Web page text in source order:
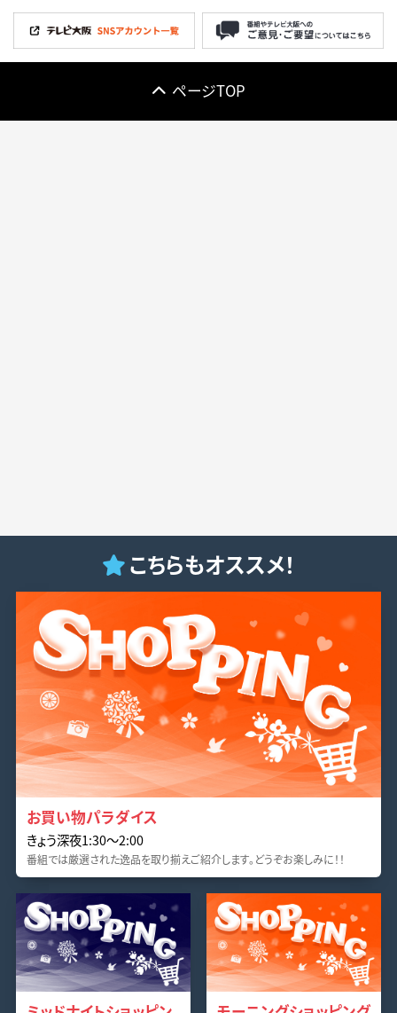
ページTOP
こちらもオススメ！
お買い物パラダイス
きょう深夜1:30〜2:00
番組では厳選された逸品を取り揃えご紹介します。どうぞお楽しみに！！